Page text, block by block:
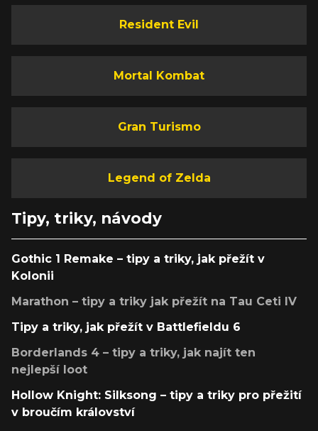
Resident Evil
Mortal Kombat
Gran Turismo
Legend of Zelda
Tipy, triky, návody
Gothic 1 Remake – tipy a triky, jak přežít v
Kolonii
Marathon – tipy a triky jak přežít na Tau Ceti IV
Tipy a triky, jak přežít v Battlefieldu 6
Borderlands 4 – tipy a triky, jak najít ten
nejlepší loot
Hollow Knight: Silksong – tipy a triky pro přežití
v broučím království